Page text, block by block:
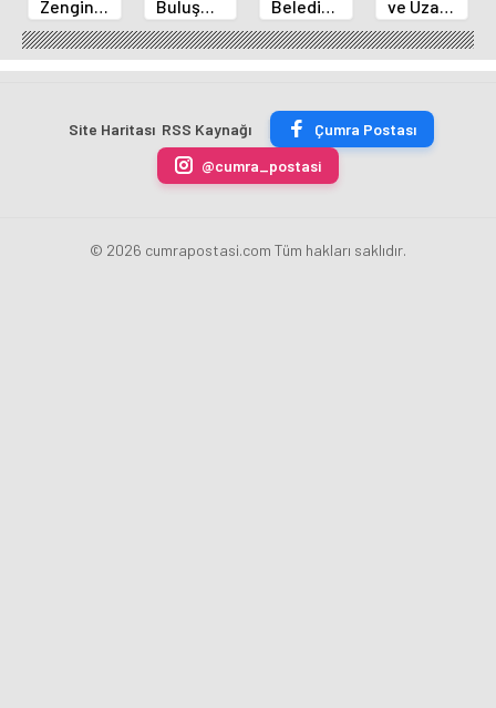
Zengin
Mutfağı
GastroFest'te
Tanıtılacak
Buluşma
Noktası
Talha
Bayrakçı
Yükseliyor
Belediye
Başkanı
Kılca
Yeni
Açıkladı
ve Uzay
Yaz
Kursu
Başladı
Site Haritası RSS Kaynağı
Çumra Postası
@cumra_postasi
© 2026 cumrapostasi.com Tüm hakları saklıdır.